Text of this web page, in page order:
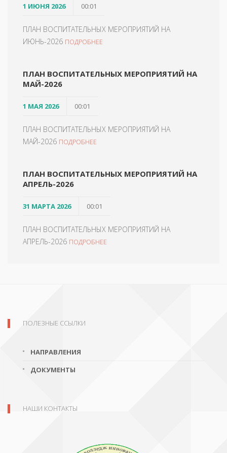
1 ИЮНЯ 2026 00:01
ПЛАН ВОСПИТАТЕЛЬНЫХ МЕРОПРИЯТИЙ НА
ИЮНЬ-2026 ПОДРОБНЕЕ
ПЛАН ВОСПИТАТЕЛЬНЫХ МЕРОПРИЯТИЙ НА
МАЙ-2026
1 МАЯ 2026 00:01
ПЛАН ВОСПИТАТЕЛЬНЫХ МЕРОПРИЯТИЙ НА
МАЙ-2026 ПОДРОБНЕЕ
ПЛАН ВОСПИТАТЕЛЬНЫХ МЕРОПРИЯТИЙ НА
АПРЕЛЬ-2026
31 МАРТА 2026 00:01
ПЛАН ВОСПИТАТЕЛЬНЫХ МЕРОПРИЯТИЙ НА
АПРЕЛЬ-2026 ПОДРОБНЕЕ
ПОЛЕЗНЫЕ ССЫЛКИ
НАПРАВЛЕНИЯ
ДОКУМЕНТЫ
НАШИ КОНТАКТЫ